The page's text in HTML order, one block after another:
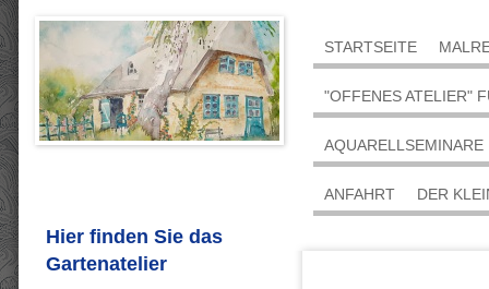
Hier finden Sie das
Gartenatelier
STARTSEITE
"OFFENES ATELIER"
AQUARELLSEMINARE
ANFAHRT DER